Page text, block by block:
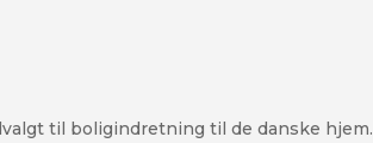
til boligindretning til de danske hjem.